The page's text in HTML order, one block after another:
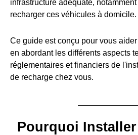
infrastructure adéquate,
recharger ces véhicules à domicile.
Ce guide est conçu pour vous
en abordant les différents aspects
réglementaires et financiers de
de recharge chez vous.
Pourquoi